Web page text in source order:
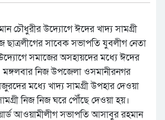
চৌধুরীর উদ্যোগে ঈদের খাদ্য সামগ্রী
সাবেক সভাপতি যুবলীগ নেতা
সমাজের অসহায়দের মধ্যে ঈদের
মঙ্গলবার নিজ উপজেলা ওসমানীরনগর
মধ্যে খাদ্য সামগ্রী উপহার দেওয়া
নিজ নিজ ঘরে পৌঁছে দেওয়া হয়।
আওয়ামীলীগ সভাপতি আসাবুর রহমান